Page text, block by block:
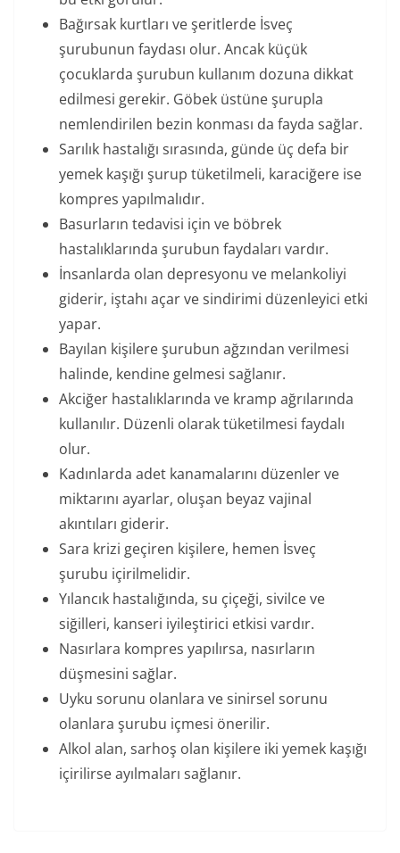
Bağırsak kurtları ve şeritlerde İsveç
şurubunun faydası olur. Ancak küçük
çocuklarda şurubun kullanım dozuna dikkat
edilmesi gerekir. Göbek üstüne şurupla
nemlendirilen bezin konması da fayda sağlar.
Sarılık hastalığı sırasında, günde üç defa bir
yemek kaşığı şurup tüketilmeli, karaciğere ise
kompres yapılmalıdır.
Basurların tedavisi için ve böbrek
hastalıklarında şurubun faydaları vardır.
İnsanlarda olan depresyonu ve melankoliyi
giderir, iştahı açar ve sindirimi düzenleyici etki
yapar.
Bayılan kişilere şurubun ağzından verilmesi
halinde, kendine gelmesi sağlanır.
Akciğer hastalıklarında ve kramp ağrılarında
kullanılır. Düzenli olarak tüketilmesi faydalı
olur.
Kadınlarda adet kanamalarını düzenler ve
miktarını ayarlar, oluşan beyaz vajinal
akıntıları giderir.
Sara krizi geçiren kişilere, hemen İsveç
şurubu içirilmelidir.
Yılancık hastalığında, su çiçeği, sivilce ve
siğilleri, kanseri iyileştirici etkisi vardır.
Nasırlara kompres yapılırsa, nasırların
düşmesini sağlar.
Uyku sorunu olanlara ve sinirsel sorunu
olanlara şurubu içmesi önerilir.
Alkol alan, sarhoş olan kişilere iki yemek kaşığı
içirilirse ayılmaları sağlanır.